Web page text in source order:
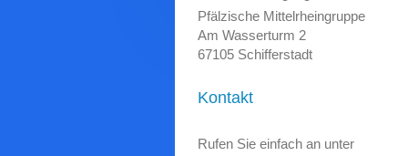
Pfälzische Mittelrheingruppe
Am Wasserturm 2
67105 Schifferstadt
Kontakt
Rufen Sie einfach an unter